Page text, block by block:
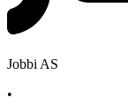
Jobbi AS
•